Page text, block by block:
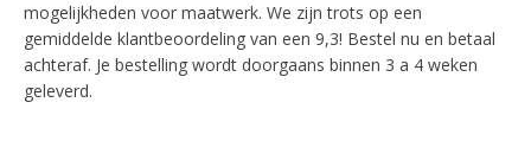
mogelijkheden voor maatwerk. We zijn trots op een
gemiddelde klantbeoordeling van een 9,3! Bestel nu en betaal
achteraf. Je bestelling wordt doorgaans binnen 3 a 4 weken
geleverd.